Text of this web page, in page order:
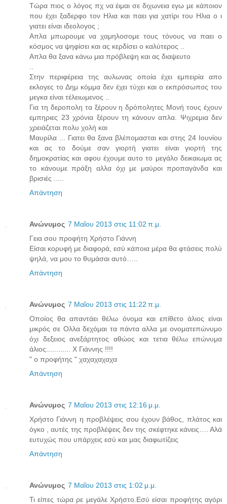
Τώρα πιος ο λόγος πχ να έιμαι σε διχωνεια εγω με κάποιον
που έχει ξαδερφο τον Ηλια και παει για χατίρι του Ηλια ο ι
γιατει είναι ιδεολογος ;
Απλα μπωρουμε να χαμηλοσομε τους τόνους να παει ο
κόσμος να ψηφίσει και ας κερδίσει ο καλύτερος ..
Απλα θα ξανα κάνω μια πρόβλεψη και ας διαψευτο
Στην περιφέρεια της αυλωνας οποία έχει εμπειρία απο
εκλογες το Δημ κόμμα δεν έχει τύχει και ο εκπρόσωπος του
μεγκα είναι τέλειωμενος ..
Για τη δεροπολη τα ξέρουν η δρόπολητες Μονή τους έχουν
εμπηριες 23 χρόνια ξέρουν τη κάνουν απλα. Ψιχρεμια δεν
χρειάζεται πολυ χολή και
Μαυρίλα ... Γιατει θα ξανα βλέπομασται και στης 24 Ιουνίου
και ας το δούμε σαν γιορτή γιατει είναι γιορτή της
δημοκρατίας και αφου έχουμε αυτο το μεγάλο δεικαιωμα ας
το κάνουμε πράξη αλλα όχι με μαύροι προπαγάνδα και
βρισιές .....
Απάντηση
Ανώνυμος 7 Μαΐου 2013 στις 11:02 π.μ.
Γεια σου προφήτη Χρήστο Γιάννη
Είσαι κορυφή με διαφορά, εσύ κάποια μέρα θα φτάσεις πολύ
ψηλά, να μου το θυμάσαι αυτό…..
Απάντηση
Ανώνυμος 7 Μαΐου 2013 στις 11:22 π.μ.
Οποίος θα απαντάει θέλω όνομα και επίθετο άλιος είναι
μικρός σε Ολλα δεχόμαι τα πάντα αλλα με ονοματεπώνυμο
όχι δεξειος ανεξάρτητος αθώος και τετια θέλω επώνυμα
άλιος............ Χ Γιάννης !!!!
" ο προφήτης " χαχαχαχαχα
Απάντηση
Ανώνυμος 7 Μαΐου 2013 στις 12:16 μ.μ.
Χρήστο Γιάννη η προβλέψεις σου έχουν βάθος, πλάτος και
όγκο , αυτές της προβλέψεις δεν της σκέφτηκε κάνεις…. Αλά
ευτυχώς που υπάρχεις εσύ και μας διαφωτίζεις
Απάντηση
Ανώνυμος 7 Μαΐου 2013 στις 1:02 μ.μ.
Τι είπες τώρα ρε μεγάλε Χρήστο.Εσύ είσαι προφήτης αγόρι